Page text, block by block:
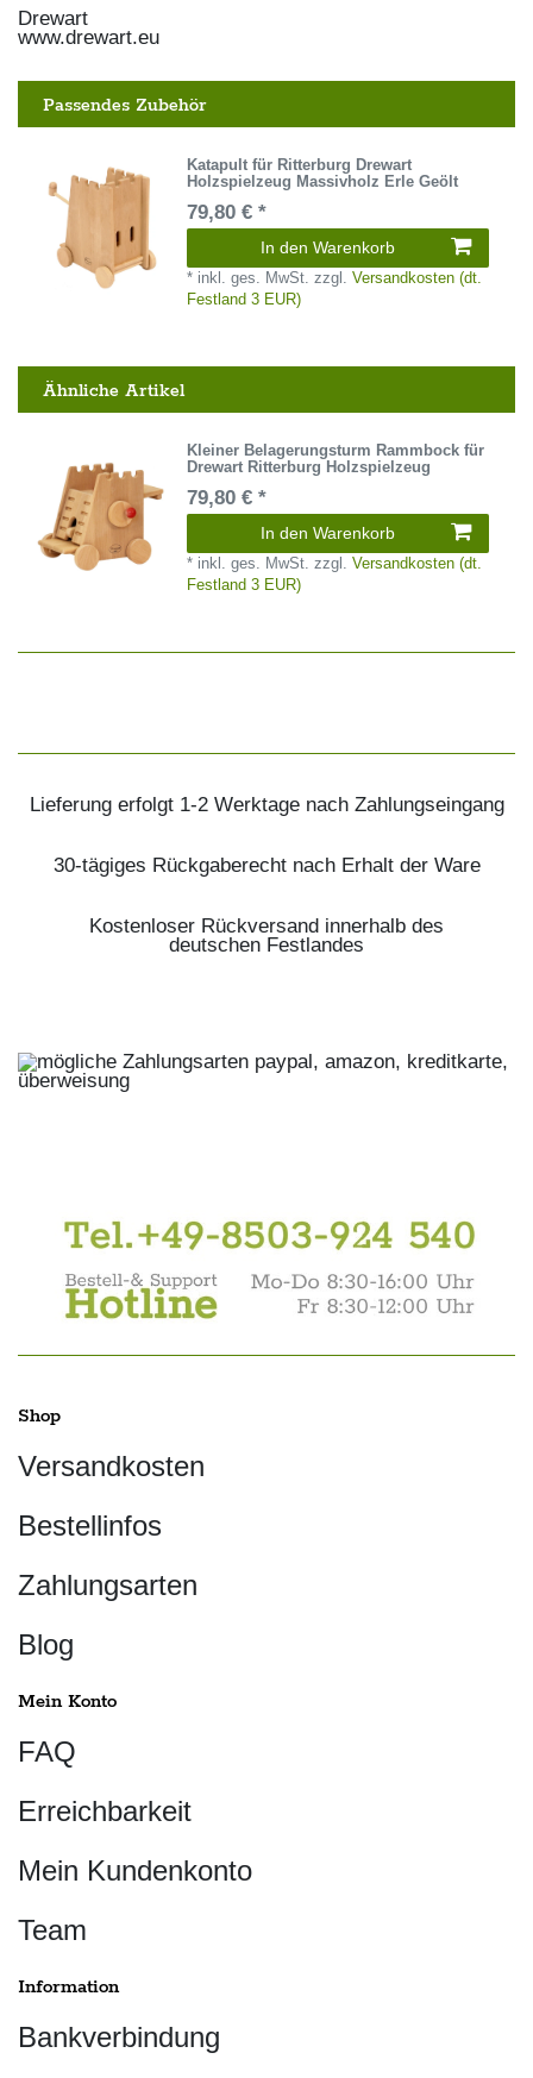
Drewart
www.drewart.eu
Passendes Zubehör
Katapult für Ritterburg Drewart
Holzspielzeug Massivholz Erle Geölt
79,80 € *
In den Warenkorb
* inkl. ges. MwSt. zzgl.Versandkosten (dt.
Festland 3 EUR)
Ähnliche Artikel
Kleiner Belagerungsturm Rammbock für
Drewart Ritterburg Holzspielzeug
79,80 € *
In den Warenkorb
* inkl. ges. MwSt. zzgl.Versandkosten (dt.
Festland 3 EUR)
Lieferung erfolgt 1-2 Werktage nach Zahlungseingang
30-tägiges Rückgaberecht nach Erhalt der Ware
Kostenloser Rückversand innerhalb des
deutschen Festlandes
Shop
Versandkosten
Bestellinfos
Zahlungsarten
Blog
Mein Konto
FAQ
Erreichbarkeit
Mein Kundenkonto
Team
Information
Bankverbindung